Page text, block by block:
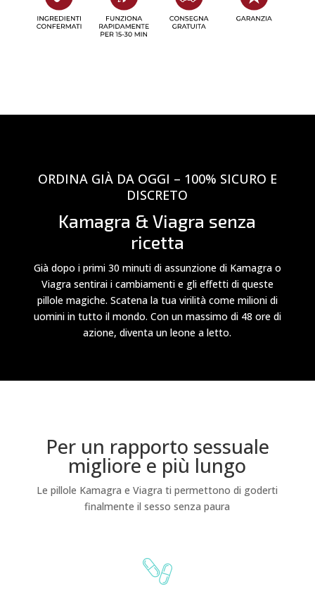
ORDINA GIÀ DA OGGI – 100% SICURO E
DISCRETO
Kamagra & Viagra senza
ricetta
Già dopo i primi 30 minuti di assunzione di Kamagra o
Viagra sentirai i cambiamenti e gli effetti di queste
pillole magiche. Scatena la tua virilità come milioni di
uomini in tutto il mondo. Con un massimo di 48 ore di
azione, diventa un leone a letto.
Per un rapporto sessuale
migliore e più lungo
Le pillole Kamagra e Viagra ti permettono di goderti
finalmente il sesso senza paura